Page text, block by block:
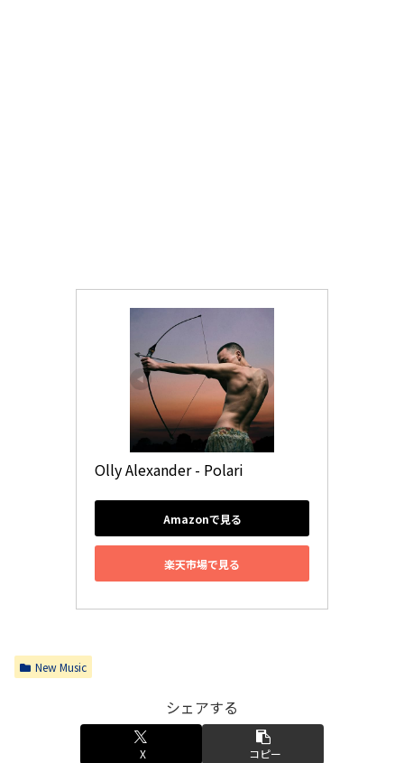
Olly Alexander - Polari
Amazonで見る
楽天市場で見る
New Music
シェアする
X コピー